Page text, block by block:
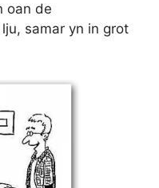
oan de
samar yn in grot